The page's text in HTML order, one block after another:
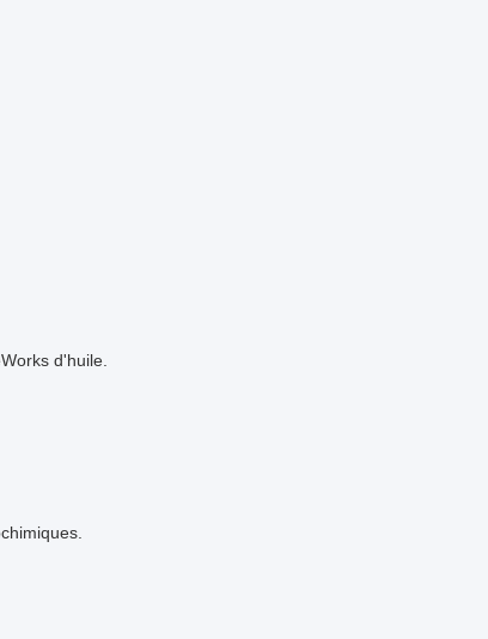
d'huile.